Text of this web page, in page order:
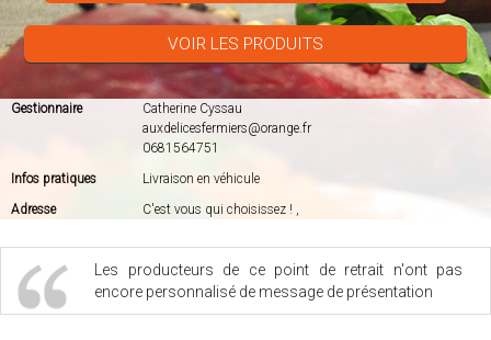
VOIR LES PRODUITS
Gestionnaire
Catherine Cyssau
auxdelicesfermiers@orange.fr
0681564751
Infos pratiques
Livraison en véhicule
Adresse
C'est vous qui choisissez ! ,
Les producteurs de ce point de retrait n'ont pas
encore personnalisé de message de présentation